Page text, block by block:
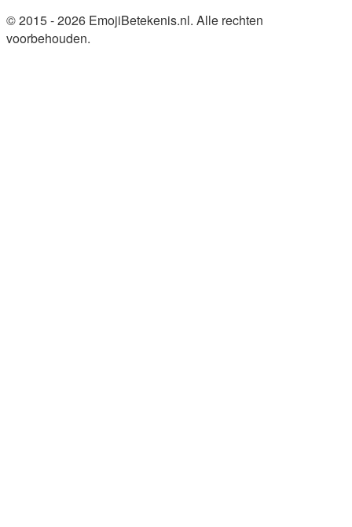
© 2015 - 2026 EmojiBetekenis.nl. Alle rechten
voorbehouden.